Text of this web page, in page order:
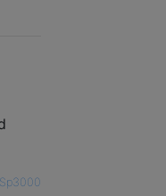
Sp3000